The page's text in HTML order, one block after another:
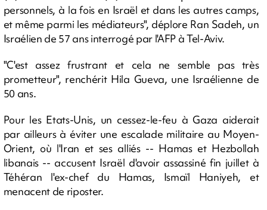
personnels, à la fois en Israël et dans les autres camps,
et même parmi les médiateurs", déplore Ran Sadeh, un
Israélien de 57 ans interrogé par l'AFP à Tel-Aviv.
"C'est assez frustrant et cela ne semble pas très
prometteur", renchérit Hila Gueva, une Israélienne de
50 ans.
Pour les Etats-Unis, un cessez-le-feu à Gaza aiderait
par ailleurs à éviter une escalade militaire au Moyen-
Orient, où l'Iran et ses alliés -- Hamas et Hezbollah
libanais -- accusent Israël d'avoir assassiné fin juillet à
Téhéran l'ex-chef du Hamas, Ismaïl Haniyeh, et
menacent de riposter.